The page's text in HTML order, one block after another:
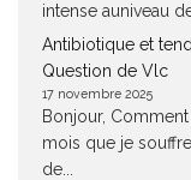
intense auniveau
Antibiotique et
Question de Vlc
17 novembre 2025
Bonjour,
mois que je
de...